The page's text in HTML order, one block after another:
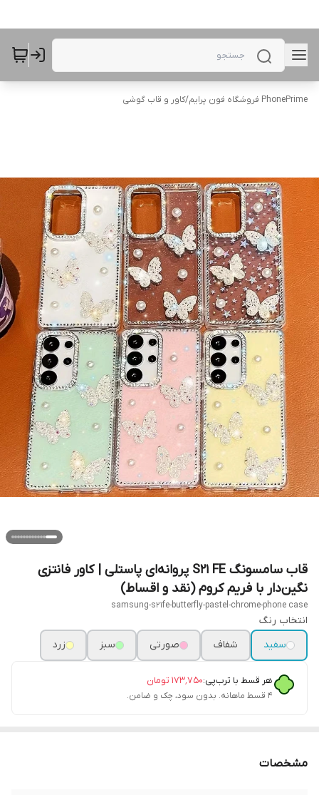
PhonePrime فروشگاه فون پرایم /کاور و قاب گوشی
قاب سامسونگ S21 FE پروانه‌ای پاستلی | کاور فانتزی
نگین‌دار با فریم کروم (نقد و اقساط)
samsung-s21fe-butterfly-pastel-chrome-phone case
انتخاب رنگ
سفید
شفاف صورتی سبز زرد
هر قسط با ترب‌پی:۱۷۳٬۷۵۰ تومان
۴ قسط ماهانه. بدون سود، چک و ضامن.
مشخصات